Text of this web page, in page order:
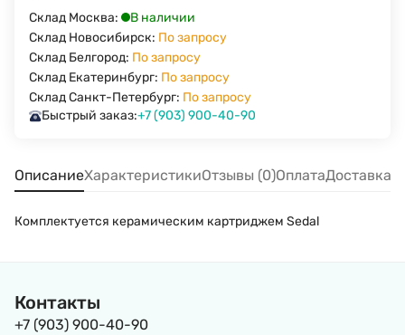
Склад Москва:
В наличии
Склад Новосибирск: По запросу
Склад Белгород: По запросу
Склад Екатеринбург: По запросу
Склад Санкт-Петербург: По запросу
Быстрый заказ:+7 (903) 900-40-90
ОписаниеХарактеристикиОтзывы (0)ОплатаДоставка
Комплектуется керамическим картриджем Sedal
Контакты
+7 (903) 900-40-90